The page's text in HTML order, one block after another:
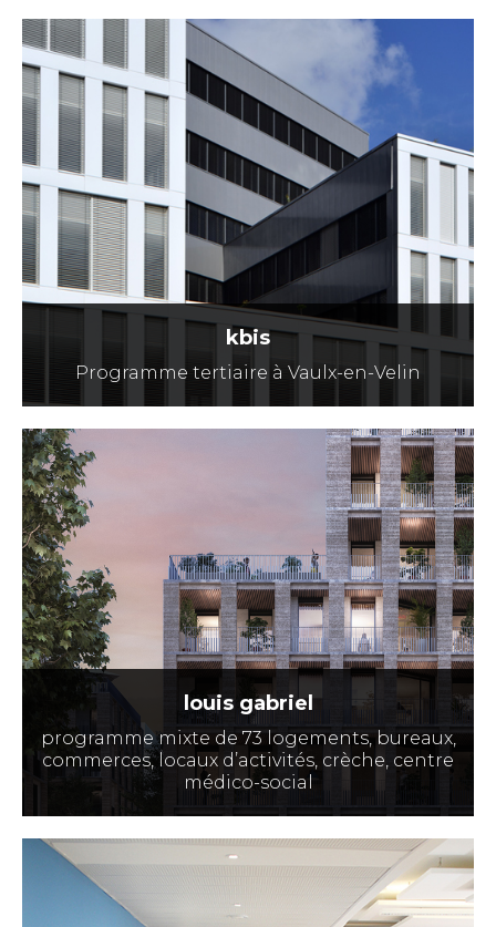
kbis
Programme tertiaire à Vaulx-en-Velin
louis gabriel
programme mixte de 73 logements, bureaux,
commerces, locaux d’activités, crèche, centre
médico-social